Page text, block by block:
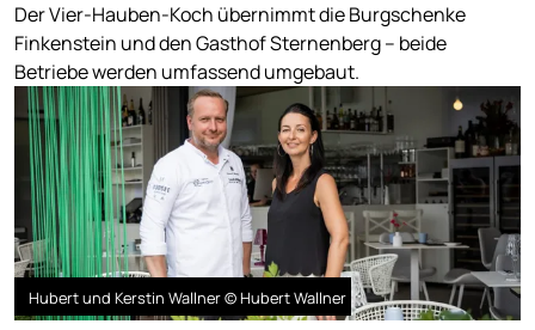
Der Vier-Hauben-Koch übernimmt die Burgschenke
Finkenstein und den Gasthof Sternenberg – beide
Betriebe werden umfassend umgebaut.
Hubert und Kerstin Wallner © Hubert Wallner